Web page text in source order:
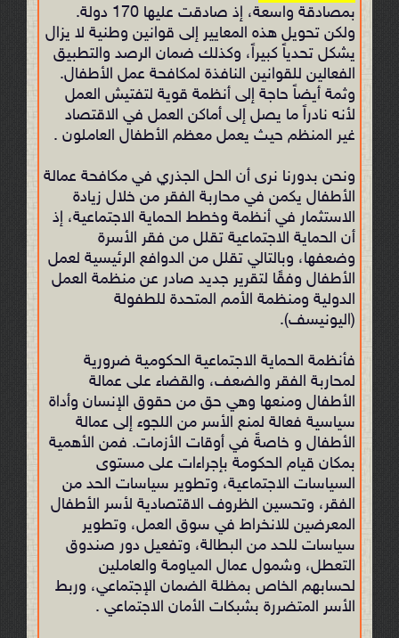
بمصادقة واسعة، إذ صادقت عليها 170 دولة.
ولكن تحويل هذه المعايير إلى قوانين وطنية لا يزال
يشكل تحدياً كبيراً، وكذلك ضمان الرصد والتطبيق
الفعالين للقوانين النافذة لمكافحة عمل الأطفال.
وثمة أيضاً حاجة إلى أنظمة قوية لتفتيش العمل
لأنه نادراً ما يصل إلى أماكن العمل في الاقتصاد
غير المنظم حيث يعمل معظم الأطفال العاملون .
ونحن بدورنا نرى أن الحل الجذري في مكافحة عمالة
الأطفال يكمن في محاربة الفقر من خلال زيادة
الاستثمار في أنظمة وخطط الحماية الاجتماعية، إذ
أن الحماية الاجتماعية تقلل من فقر الأسرة
وضعفها، وبالتالي تقلل من الدوافع الرئيسية لعمل
الأطفال وفقًا لتقرير جديد صادر عن منظمة العمل
الدولية ومنظمة الأمم المتحدة للطفولة
(اليونيسف).
فأنظمة الحماية الاجتماعية الحكومية ضرورية
لمحاربة الفقر والضعف، والقضاء على عمالة
الأطفال ومنعها وهي حق من حقوق الإنسان وأداة
سياسية فعالة لمنع الأسر من اللجوء إلى عمالة
الأطفال و خاصةً في أوقات الأزمات. فمن الأهمية
بمكان قيام الحكومة بإجراءات على مستوى
السياسات الاجتماعية، وتطوير سياسات الحد من
الفقر، وتحسين الظروف الاقتصادية لأسر الأطفال
المعرضين للانخراط في سوق العمل، وتطوير
سياسات للحد من البطالة، وتفعيل دور صندوق
التعطل، وشمول عمال المياومة والعاملين
لحسابهم الخاص بمظلة الضمان الإجتماعي، وربط
الأسر المتضررة بشبكات الأمان الاجتماعي .